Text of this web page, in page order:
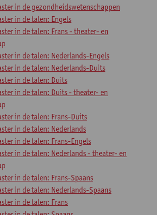
in de gezondheidswetenschappen
in de talen: Engels
in de talen: Frans - theater- en
in de talen: Nederlands-Engels
in de talen: Nederlands-Duits
in de talen: Duits
in de talen: Duits - theater- en
in de talen: Frans-Duits
in de talen: Nederlands
in de talen: Frans-Engels
in de talen: Nederlands - theater- en
in de talen: Frans-Spaans
in de talen: Nederlands-Spaans
in de talen: Frans